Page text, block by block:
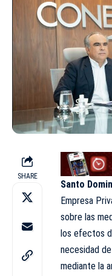
SHARE
Santo
Empresa
sobre las
los efectos
necesidad
mediante la